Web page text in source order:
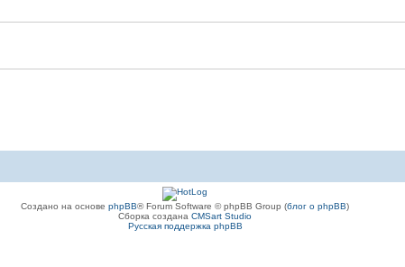
Создано на основе phpBB® Forum Software © phpBB Group (блог о phpBB)
Сборка создана CMSart Studio
Русская поддержка phpBB